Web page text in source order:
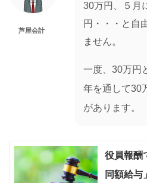
芦屋会計
30万円、５月
円・・・と自
ません。
一度、30万円
年を通して30
があります。
役員報酬
同額給与